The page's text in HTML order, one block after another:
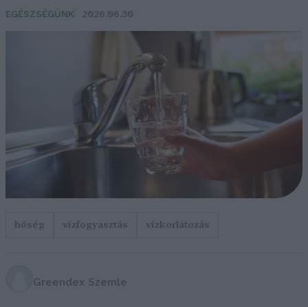
EGÉSZSÉGÜNK 2026.06.30
hőség vízfogyasztás vízkorlátozás
Greendex Szemle